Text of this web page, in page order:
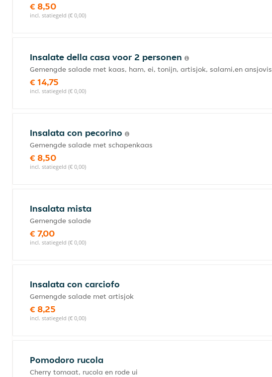
€ 8,50
incl. statiegeld (€ 0,00)
Insalate della casa voor 2 personen
Gemengde salade met kaas, ham, ei, tonijn, artisjok, salami,en ansjovis
€ 14,75
incl. statiegeld (€ 0,00)
Insalata con pecorino
Gemengde salade met schapenkaas
€ 8,50
incl. statiegeld (€ 0,00)
Insalata mista
Gemengde salade
€ 7,00
incl. statiegeld (€ 0,00)
Insalata con carciofo
Gemengde salade met artisjok
€ 8,25
incl. statiegeld (€ 0,00)
Pomodoro rucola
Cherry tomaat, rucola en rode ui